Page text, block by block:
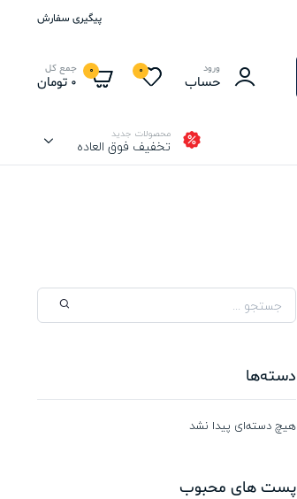
پیگیری سفارش
ورود
حساب
0
0 جمع کل
0 تومان
محصولات جدید
تخفیف فوق العاده
دسته‌ها
هیچ دسته‌ای پیدا نشد
پست های محبوب